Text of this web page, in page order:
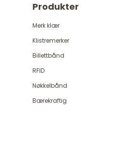
Produkter
Merk klær
Klistremerker
Billettbånd
RFID
Nøkkelbånd
Bærekraftig